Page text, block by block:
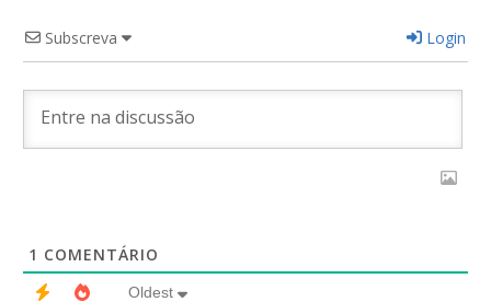
Subscreva Login
1 COMENTÁRIO
Oldest